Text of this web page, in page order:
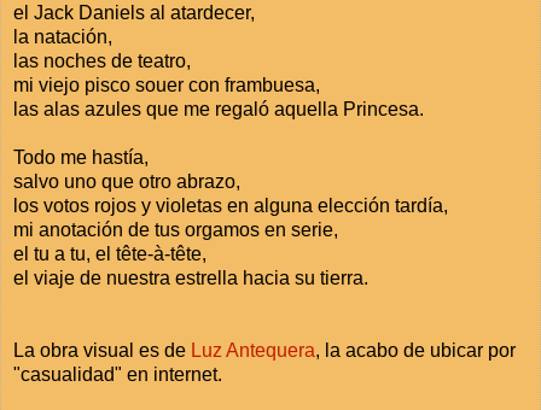
el Jack Daniels al atardecer,
la natación,
las noches de teatro,
mi viejo pisco souer con frambuesa,
las alas azules que me regaló aquella Princesa.
Todo me hastía,
salvo uno que otro abrazo,
los votos rojos y violetas en alguna elección tardía,
mi anotación de tus orgamos en serie,
el tu a tu, el tête-à-tête,
el viaje de nuestra estrella hacia su tierra.
La obra visual es de Luz Antequera, la acabo de ubicar por
"casualidad" en internet.